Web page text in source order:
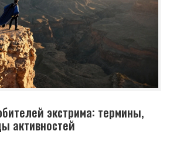
экстрима: термины,
активностей